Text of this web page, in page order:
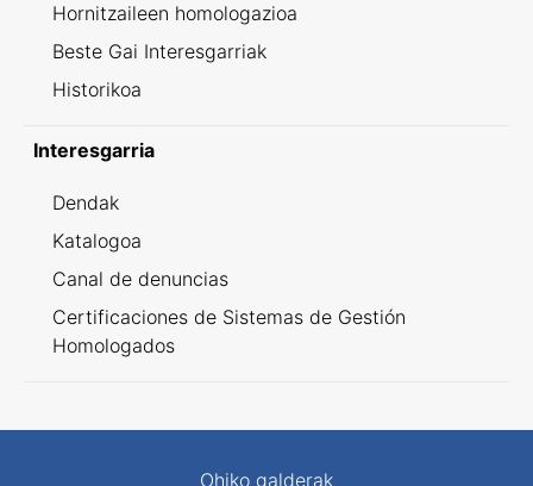
Hornitzaileen homologazioa
Beste Gai Interesgarriak
Historikoa
Interesgarria
Dendak
Katalogoa
Canal de denuncias
Certificaciones de Sistemas de Gestión
Homologados
Ohiko galderak